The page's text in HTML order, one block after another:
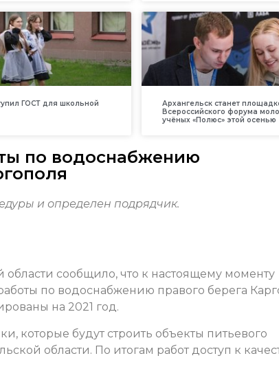
ГОСТ для школьной
Архангельск станет
Всероссийского форума
учёных «Полюс» этой осенью
по водоснабжению
и определен подрядчик.
сообщило, что к настоящему моменту
по водоснабжению правого берега
на 2021 год.
которые будут строить объекты питьевого
области. По итогам работ доступ к